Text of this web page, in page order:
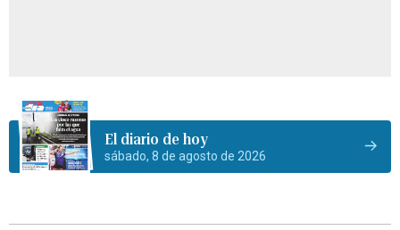
El diario de hoy
sábado, 8 de agosto de 2026